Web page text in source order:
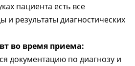
пациента есть все
результаты диагностических
во время приема:
документацию по диагнозу и